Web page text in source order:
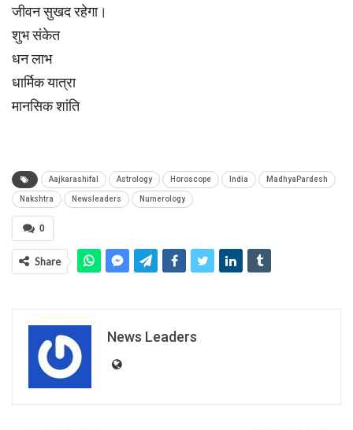
जीवन सुखद रहेगा।
शुभ संकेत
धन लाभ
धार्मिक यात्रा
मानसिक शांति
Aajkarashifal Astrology Horoscope India MadhyaPardesh
Nakshtra Newsleaders Numerology
0
Share
News Leaders